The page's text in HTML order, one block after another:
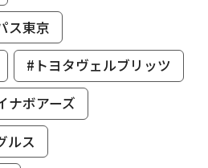
ス東京
#トヨタヴェルブリッツ
ナボアーズ
ルス